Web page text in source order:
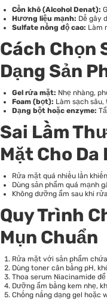
Cồn khô (Alcohol Denat):
Hương liệu mạnh: Dễ gây
Sulfate nồng độ cao: Làm
Cách Chọn
Dạng Sản
Gel rửa mặt: Nhẹ nhàng,
Foam (bọt): Làm sạch
Dạng bột hoặc enzyme:
Sai Lầm
Mặt Cho Da
Rửa mặt quá nhiều lần
Dùng sản phẩm quá mạnh
Không dưỡng ẩm sau khi
Quy Trình
Mụn Chuẩn
Rửa mặt với sản phẩm
Dùng toner cân bằng pH,
Thoa serum Niacinamide
Dưỡng ẩm bằng kem nhẹ,
Chống nắng dạng gel hoặc